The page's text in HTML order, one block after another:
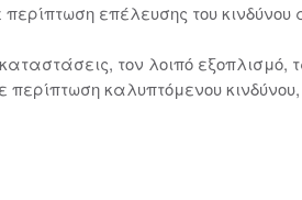
επέλευσης του
τον λοιπό
καλυπτόμενου